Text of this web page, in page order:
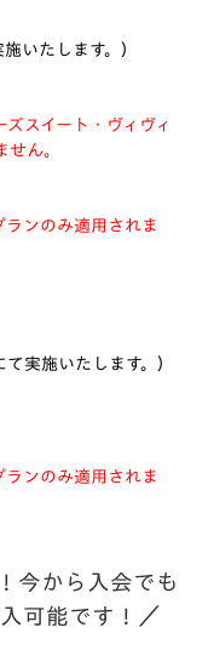
いたします。）
スイート・ヴィヴィ
ん。
ンのみ適用されま
実施いたします。）
ンのみ適用されま
今から入会でも
可能です！／